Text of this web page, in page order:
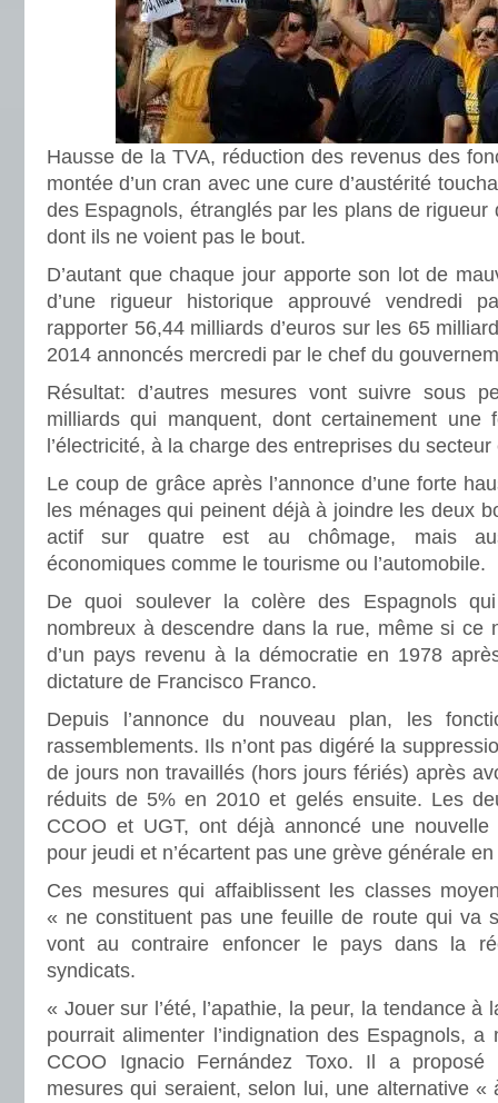
Hausse de la TVA, réduction des revenus des
montée d’un cran avec une cure d’austérité
des Espagnols, étranglés par les plans de rigueur
dont ils ne voient pas le bout.
D’autant que chaque jour apporte son lot de
d’une rigueur historique approuvé vendredi
rapporter 56,44 milliards d’euros sur les 65
2014 annoncés mercredi par le chef du
Résultat: d’autres mesures vont suivre sous
milliards qui manquent, dont certainement une
l’électricité, à la charge des entreprises du
Le coup de grâce après l’annonce d’une forte
les ménages qui peinent déjà à joindre les deux
actif sur quatre est au chômage, mais
économiques comme le tourisme ou l’automobile.
De quoi soulever la colère des Espagnols
nombreux à descendre dans la rue, même si ce
d’un pays revenu à la démocratie en 1978
dictature de Francisco Franco.
Depuis l’annonce du nouveau plan, les
rassemblements. Ils n’ont pas digéré la
de jours non travaillés (hors jours fériés) après
réduits de 5% en 2010 et gelés ensuite. Les
CCOO et UGT, ont déjà annoncé une nouvelle
pour jeudi et n’écartent pas une grève générale
Ces mesures qui affaiblissent les classes
« ne constituent pas une feuille de route qui va
vont au contraire enfoncer le pays dans la
syndicats.
« Jouer sur l’été, l’apathie, la peur, la tendance à
pourrait alimenter l’indignation des Espagnols,
CCOO Ignacio Fernández Toxo. Il a
mesures qui seraient, selon lui, une alternative «